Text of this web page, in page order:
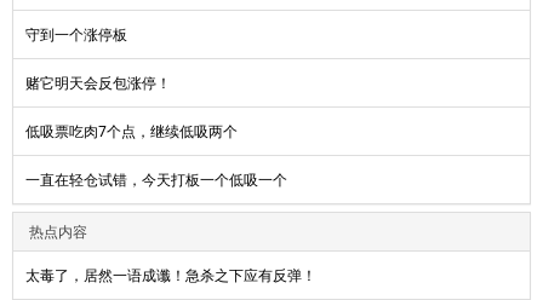
守到一个涨停板
赌它明天会反包涨停！
低吸票吃肉7个点，继续低吸两个
一直在轻仓试错，今天打板一个低吸一个
热点内容
太毒了，居然一语成谶！急杀之下应有反弹！